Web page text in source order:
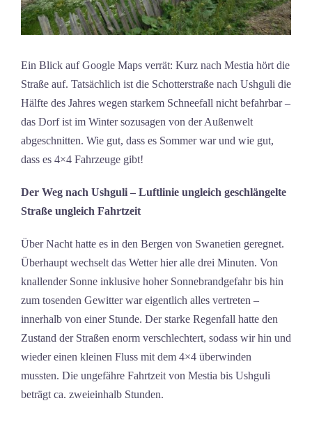
Ein Blick auf Google Maps verrät: Kurz nach Mestia hört die
Straße auf. Tatsächlich ist die Schotterstraße nach Ushguli die
Hälfte des Jahres wegen starkem Schneefall nicht befahrbar –
das Dorf ist im Winter sozusagen von der Außenwelt
abgeschnitten. Wie gut, dass es Sommer war und wie gut,
dass es 4×4 Fahrzeuge gibt!
Der Weg nach Ushguli – Luftlinie ungleich geschlängelte
Straße ungleich Fahrtzeit
Über Nacht hatte es in den Bergen von Swanetien geregnet.
Überhaupt wechselt das Wetter hier alle drei Minuten. Von
knallender Sonne inklusive hoher Sonnebrandgefahr bis hin
zum tosenden Gewitter war eigentlich alles vertreten –
innerhalb von einer Stunde. Der starke Regenfall hatte den
Zustand der Straßen enorm verschlechtert, sodass wir hin und
wieder einen kleinen Fluss mit dem 4×4 überwinden
mussten. Die ungefähre Fahrtzeit von Mestia bis Ushguli
beträgt ca. zweieinhalb Stunden.